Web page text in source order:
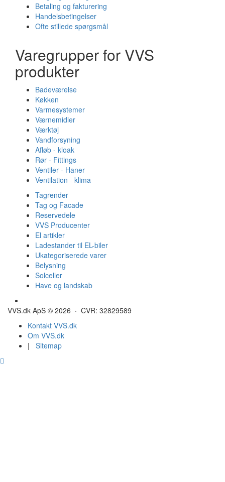
Betaling og fakturering
Handelsbetingelser
Ofte stillede spørgsmål
Varegrupper for VVS
produkter
Badeværelse
Køkken
Varmesystemer
Værnemidler
Værktøj
Vandforsyning
Afløb - kloak
Rør - Fittings
Ventiler - Haner
Ventilation - klima
Tagrender
Tag og Facade
Reservedele
VVS Producenter
El artikler
Ladestander til EL-biler
Ukategoriserede varer
Belysning
Solceller
Have og landskab
VVS.dk ApS © 2026 · CVR: 32829589
Kontakt VVS.dk
Om VVS.dk
| Sitemap